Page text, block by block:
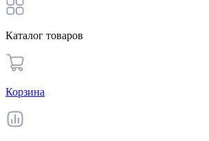
Каталог товаров
Корзина